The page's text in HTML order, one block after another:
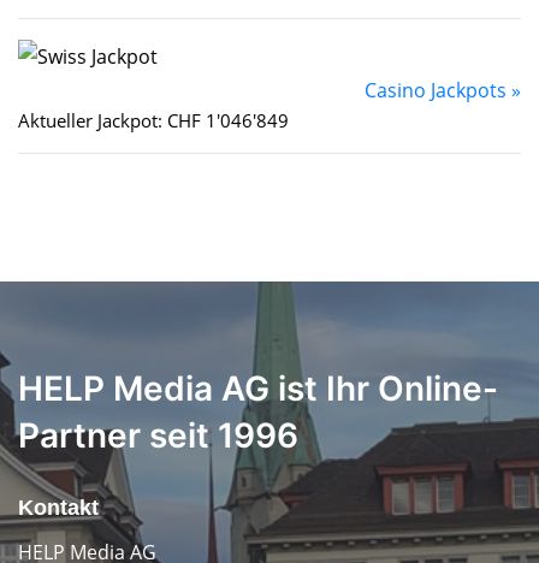
Casino Jackpots »
Aktueller Jackpot: CHF 1'046'849
HELP Media AG ist Ihr Online-
Partner seit 1996
Kontakt
HELP Media AG